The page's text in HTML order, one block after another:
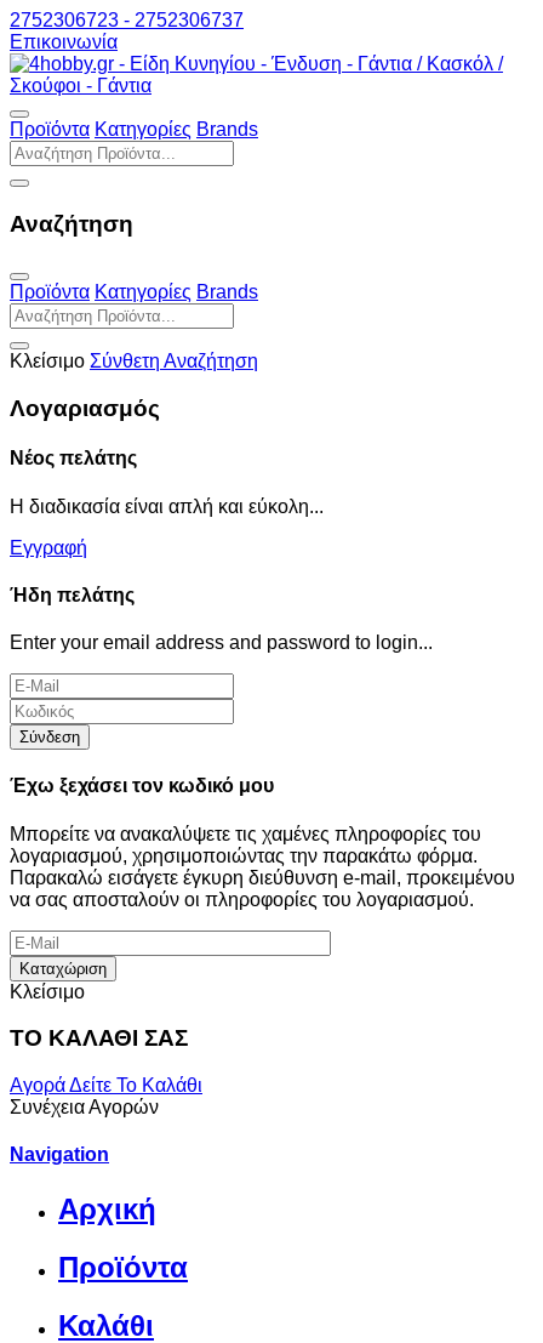
2752306723 - 2752306737
Επικοινωνία
Προϊόντα Κατηγορίες Brands
Αναζήτηση
Προϊόντα Κατηγορίες Brands
Κλείσιμο Σύνθετη Αναζήτηση
Λογαριασμός
Νέος πελάτης
Η διαδικασία είναι απλή και εύκολη...
Εγγραφή
Ήδη πελάτης
Enter your email address and password to login...
Σύνδεση
Έχω ξεχάσει τον κωδικό μου
Μπορείτε να ανακαλύψετε τις χαμένες πληροφορίες του
λογαριασμού, χρησιμοποιώντας την παρακάτω φόρμα.
Παρακαλώ εισάγετε έγκυρη διεύθυνση e-mail, προκειμένου
να σας αποσταλούν οι πληροφορίες του λογαριασμού.
Καταχώριση
Κλείσιμο
ΤΟ ΚΑΛΑΘΙ ΣΑΣ
ΑγοράΔείτε Το Καλάθι
Συνέχεια Αγορών
Navigation
Αρχική
Προϊόντα
Καλάθι